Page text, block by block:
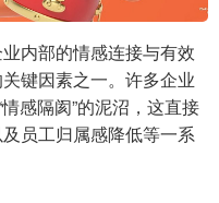
内部的情感连接与有效
键因素之一。许多企业
感隔阂”的泥沼，这直接
员工归属感降低等一系